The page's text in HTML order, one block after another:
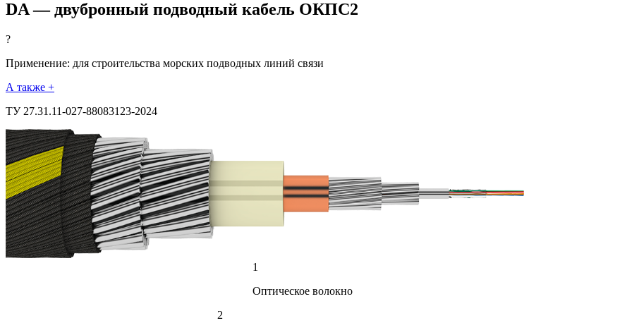
DA — двубронный подводный кабель ОКПС2
?
Применение: для строительства морских подводных линий связи
А также +
ТУ 27.31.11-027-88083123-2024
1
Оптическое волокно
2